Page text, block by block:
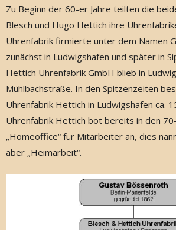
Zu Beginn der 60-er Jahre teilten die
Blesch und Hugo Hettich ihre
Uhrenfabrik firmierte unter dem Namen
zunächst in Ludwigshafen und später in
Hettich Uhrenfabrik GmbH blieb in
Mühlbachstraße. In den Spitzenzeiten
Uhrenfabrik Hettich in Ludwigshafen ca.
Uhrenfabrik Hettich bot bereits in den
„Homeoffice“ für Mitarbeiter an, dies
aber „Heimarbeit“.